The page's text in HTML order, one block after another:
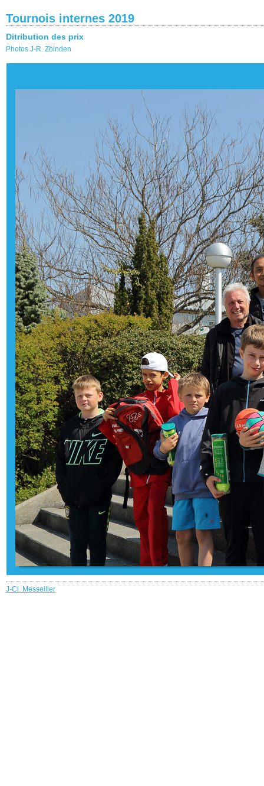
Tournois internes 2019
Ditribution des prix
Photos J-R. Zbinden
J-Cl. Messeiller